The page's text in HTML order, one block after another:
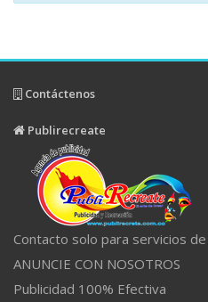
Contáctenos
Publirecreate
Contacto solo para servicios de
ANUNCIE CON NOSOTROS
Publicidad 100% Efectiva